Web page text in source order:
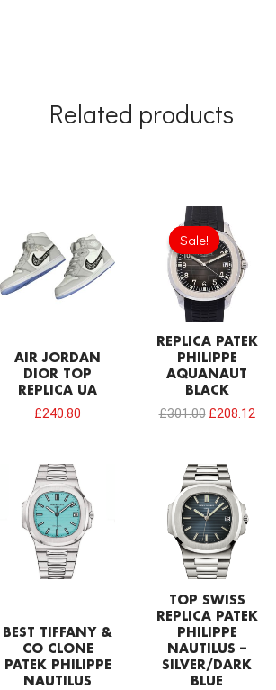
Related products
AIR JORDAN
DIOR TOP
REPLICA UA
£240.80
Sale!
Sale!
REPLICA PATEK
PHILIPPE
AQUANAUT
BLACK
£301.00
Original
price
was:
£301.00.
£208.12
BEST TIFFANY &
CO CLONE
PATEK PHILIPPE
NAUTILUS
TOP SWISS
REPLICA PATEK
PHILIPPE
NAUTILUS –
SILVER/DARK
BLUE